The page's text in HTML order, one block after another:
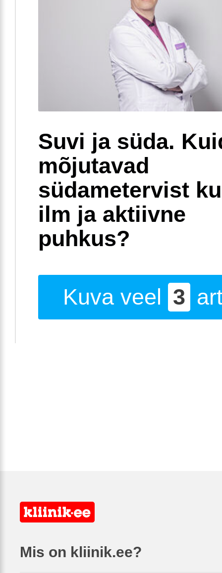
Suvi ja süda.
mõjutavad
südametervist
ilm ja aktiivne
puhkus?
Kuva veel 3
Mis on kliinik.ee?